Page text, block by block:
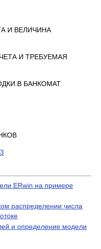
И ВЕЛИЧИНА
И ТРЕБУЕМАЯ
В БАНКОМАТ
3
ERwin на примере
распределении числа
и определение модели